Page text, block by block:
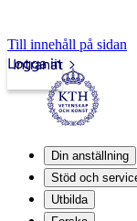
Till innehåll på sidan
Intranät
Logga in
Din anställning
Stöd och
Utbilda